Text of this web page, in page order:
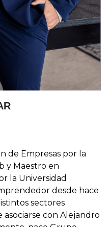
de Empresas por la
y Maestro en
la Universidad
desde hace
sectores
asociarse con Alejandro